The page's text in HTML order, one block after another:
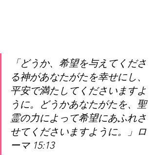
「どうか、希望を与えてくださ
る神があなたがたを幸せにし、
平安で満たしてくださいますよ
うに。どうかあなたがたを、聖
霊の力によって希望にあふれさ
せてくださいますように。」ロ
ーマ 15:13